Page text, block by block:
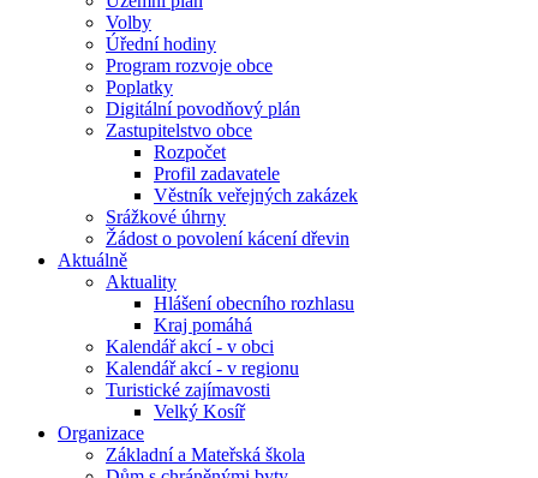
Volby
Úřední hodiny
Program rozvoje obce
Poplatky
Digitální povodňový plán
Zastupitelstvo obce
Rozpočet
Profil zadavatele
Věstník veřejných zakázek
Srážkové úhrny
Žádost o povolení kácení dřevin
Aktuálně
Aktuality
Hlášení obecního rozhlasu
Kraj pomáhá
Kalendář akcí - v obci
Kalendář akcí - v regionu
Turistické zajímavosti
Velký Kosíř
Organizace
Základní a Mateřská škola